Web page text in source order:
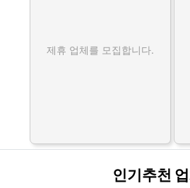
제휴 업체를 모집합니다.
인기추천